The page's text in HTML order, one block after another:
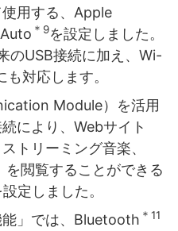
用する、Apple
＊9を設定しました。
のUSB接続に加え、Wi-
も対応します。
Module）を活用
により、Webサイト
トリーミング音楽、
を閲覧することができる
定しました。
能」では、Bluetooth ＊11